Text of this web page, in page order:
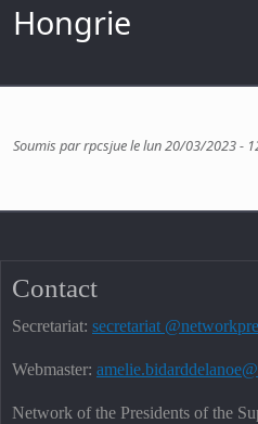
Hongrie
Soumis parrpcsjuelelun 20/03/2023 -
Contact
Secretariat: secretariat
Webmaster:
Network of the Presidents of the